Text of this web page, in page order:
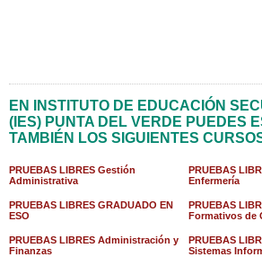
EN INSTITUTO DE EDUCACIÓN
(IES) PUNTA DEL VERDE PUEDES
TAMBIÉN LOS SIGUIENTES
PRUEBAS LIBRES Gestión
Administrativa
PRUEBAS
Enfermería
PRUEBAS LIBRES GRADUADO EN
ESO
PRUEBAS
Formativos de
PRUEBAS LIBRES Administración y
Finanzas
PRUEBAS
Sistemas